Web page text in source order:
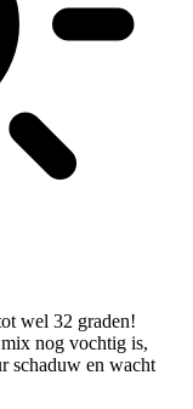
wel 32 graden!
nog vochtig is,
schaduw en wacht